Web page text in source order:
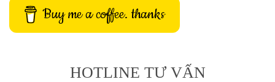
Buy me a coffee. thanks
HOTLINE TƯ VẤN